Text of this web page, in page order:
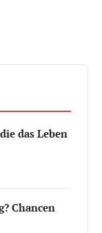
das Leben
Chancen